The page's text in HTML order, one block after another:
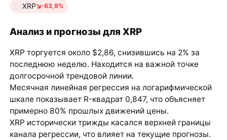
XRP -63,9%
Анализ и прогнозы для XRP
XRP торгуется около $2,86, снизившись на 2% за
последнюю неделю. Находится на важной точке
долгосрочной трендовой линии.
Месячная линейная регрессия на логарифмической
шкале показывает R-квадрат 0,847, что объясняет
примерно 80% прошлых движений цены.
XRP исторически трижды касался верхней границы
канала регрессии, что влияет на текущие прогнозы.